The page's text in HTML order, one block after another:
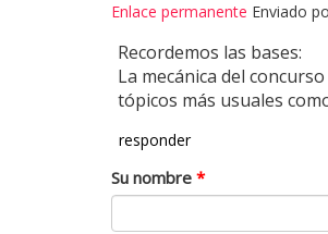
Enlace permanente Enviado
Recordemos las bases:
La mecánica del
tópicos más usuales
responder
Su nombre *